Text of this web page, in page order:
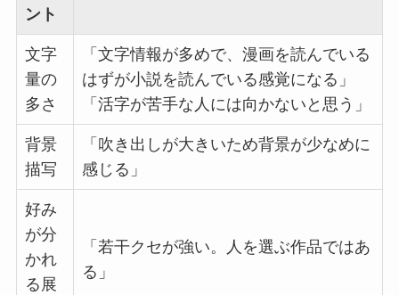
ント
文字
量の
多さ
「文字情報が多めで、漫画を読んでいる
はずが小説を読んでいる感覚になる」
「活字が苦手な人には向かないと思う」
背景
描写
「吹き出しが大きいため背景が少なめに
感じる」
好み
が分
かれ
る展
「若干クセが強い。人を選ぶ作品ではあ
る」